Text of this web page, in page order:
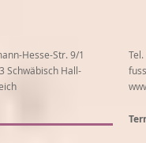
Hesse-Str. 9/1
Schwäbisch Hall-